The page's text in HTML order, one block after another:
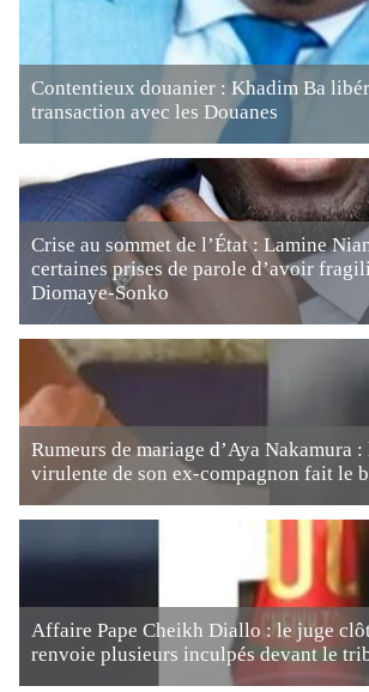
Contentieux douanier : Khadim Ba
transaction avec les Douanes
Crise au sommet de l’État : Lamine
certaines prises de parole d’avoir
Diomaye-Sonko
Rumeurs de mariage d’Aya Nakamura
virulente de son ex-compagnon fait le
Affaire Pape Cheikh Diallo : le juge
renvoie plusieurs inculpés devant le